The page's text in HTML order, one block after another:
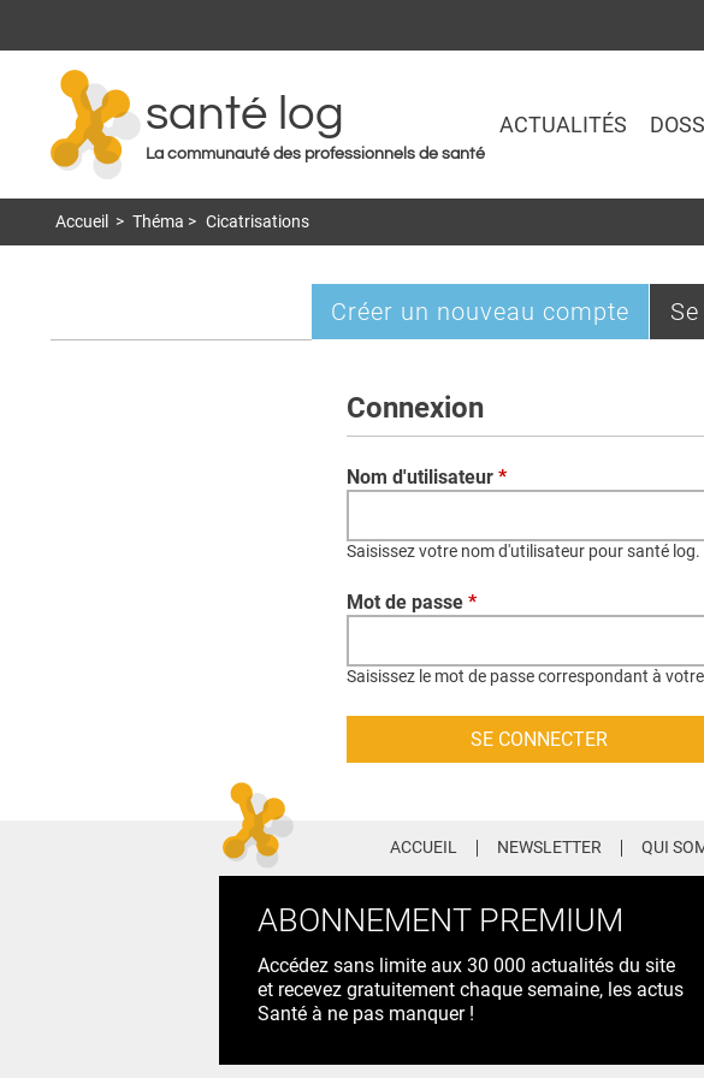
santé log
La communauté des professionnels de santé
ACTUALITÉS
Accueil > Théma > Cicatrisations
Onglets
Créer un nouveau compte
Connexion
Nom d'utilisateur *
Saisissez votre nom d'utilisateur pour santé log.
Mot de passe *
Saisissez le mot de passe correspondant à
ACCUEIL NEWSLETTER QUI
ABONNEMENT PREMIUM
Accédez sans limite aux 30 000 actualités du site
et recevez gratuitement chaque semaine, les actus
Santé à ne pas manquer !